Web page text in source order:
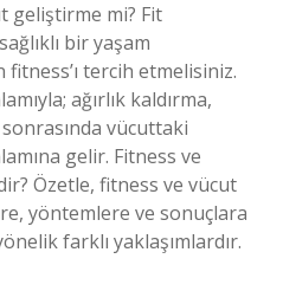
geliştirme mi? Fit
bir yaşam
tercih etmelisiniz.
ağırlık kaldırma,
vücuttaki
gelir. Fitness ve
Özetle, fitness ve vücut
yöntemlere ve sonuçlara
farklı yaklaşımlardır.